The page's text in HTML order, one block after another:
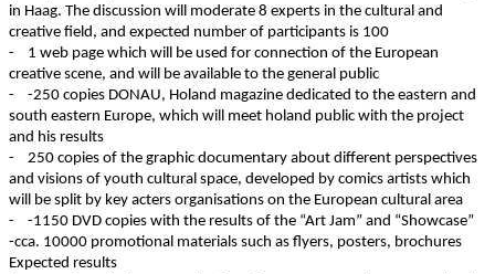
in Haag. The discussion will moderate 8 experts in the cultural and
creative field, and expected number of participants is 100
- 1 web page which will be used for connection of the European
creative scene, and will be available to the general public
- -250 copies DONAU, Holand magazine dedicated to the eastern and
south eastern Europe, which will meet holand public with the project
and his results
- 250 copies of the graphic documentary about different perspectives
and visions of youth cultural space, developed by comics artists which
will be split by key acters organisations on the European cultural area
- -1150 DVD copies with the results of the “Art Jam” and “Showcase”
-cca. 10000 promotional materials such as flyers, posters, brochures
Expected results